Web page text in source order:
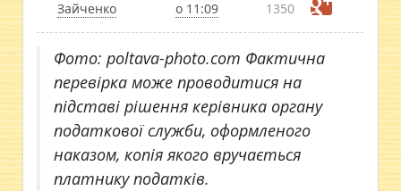
Зайченко
о 11:09
1350
Фото: poltava-photo.com Фактична
перевірка може проводитися на
підставі рішення керівника органу
податкової служби, оформленого
наказом, копія якого вручається
платнику податків.